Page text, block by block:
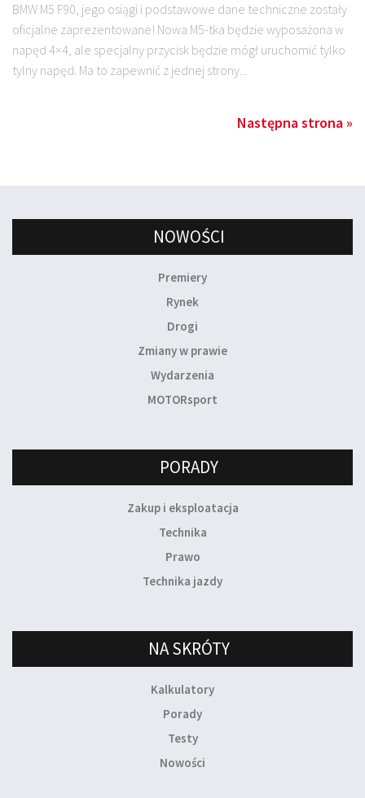
BMW M5 F90, jego osiągi i podstawowe dane techniczne zostały
oficjalne zaprezentowane! Nowa M5-tka będzie wyposażona w
napęd 4×4, ale specjalny przycisk będzie mógł uruchomić tylko
tylny napęd. Ma to zapewnić z jednej strony...
Następna strona »
NOWOŚCI
Premiery
Rynek
Drogi
Zmiany w prawie
Wydarzenia
MOTORsport
PORADY
Zakup i eksploatacja
Technika
Prawo
Technika jazdy
NA SKRÓTY
Kalkulatory
Porady
Testy
Nowości